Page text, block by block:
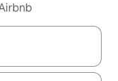
med upp- och